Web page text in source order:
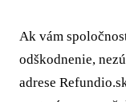
Ak vám
odškodnenie,
adrese